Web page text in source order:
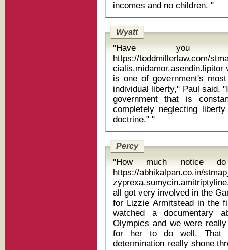
incomes and no children. "
Wyatt
"Have
https://toddmillerlaw.com/
cialis.midamor.asendin.lipitor voltaren
is one of government's
individual liberty," Paul said.
government that is
completely neglecting
doctrine." "
Percy
"How much notice
https://abhikalpan.co.in/
all got very involved in the
for Lizzie Armitstead in the
watched a documentary
Olympics and we were
for her to do well. That
determination really shone